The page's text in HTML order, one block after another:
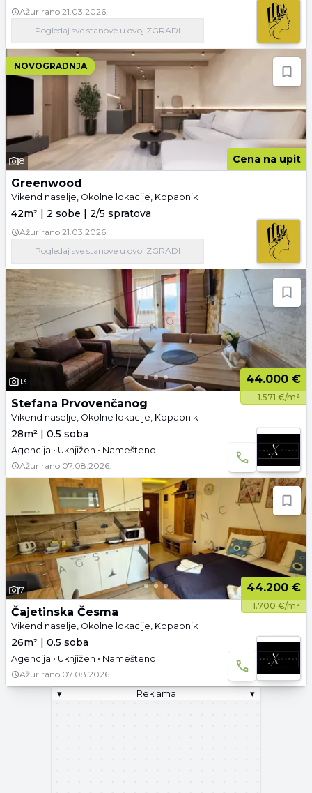
Ažurirano 21.03.2026.
Pogledajsve stanove u ovoj ZGRADI
NOVOGRADNJA
8 Cena na upit
Greenwood
Vikend naselje, Okolne lokacije, Kopaonik
42m² | 2 sobe | 2/5 spratova
Ažurirano 21.03.2026.
Pogledajsve stanove u ovoj ZGRADI
13 44.000 €
1.571 €/m²
Stefana Prvovenčanog
Vikend naselje, Okolne lokacije, Kopaonik
28m² | 0.5 soba
Agencija • Uknjižen • Namešteno
Ažurirano 07.08.2026.
7 44.200 €
1.700 €/m²
Čajetinska Česma
Vikend naselje, Okolne lokacije, Kopaonik
26m² | 0.5 soba
Agencija • Uknjižen • Namešteno
Ažurirano 07.08.2026.
▾
Reklama ▾